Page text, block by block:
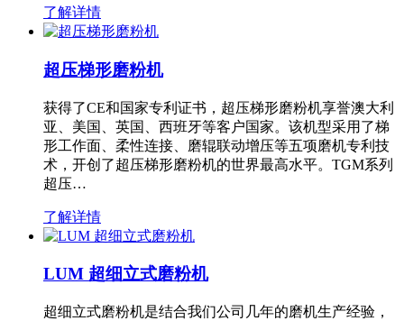
了解详情
超压梯形磨粉机
获得了CE和国家专利证书，超压梯形磨粉机享誉澳大利
亚、美国、英国、西班牙等客户国家。该机型采用了梯
形工作面、柔性连接、磨辊联动增压等五项磨机专利技
术，开创了超压梯形磨粉机的世界最高水平。TGM系列
超压…
了解详情
LUM 超细立式磨粉机
超细立式磨粉机是结合我们公司几年的磨机生产经验，